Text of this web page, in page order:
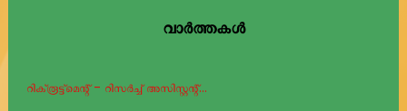
വാർത്തകൾ
നെറ്റിപ്പട്ടം നിർമ്മാണത്തിനുള്ള ക്വട്ടേഷൻ...